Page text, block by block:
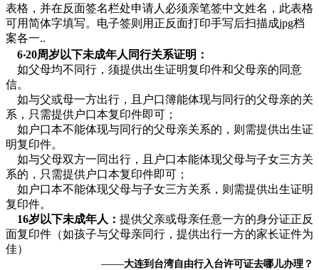
表格，并在反面签名栏处申请人必须亲笔签中文姓名，此表格
可用简体字填写。电子签则用正反面打印手写后扫描成jpg档
案各一..
6‧20周岁以下未成年人同行关系证明：
如父母均不同行，须提供出生证明复印件和父母亲的同意
信。
如与父或母一方出行，且户口簿能体现与同行的父母亲的关
系，只需提供户口本复印件即可；
如户口本不能体现与同行的父母亲关系的，则需提供出生证
明复印件。
如与父母双方一同出行，且户口本能体现父母与子女三方关
系的，只需提供户口本复印件即可；
如户口本不能体现父母与子女三方关系，则需提供出生证明
复印件。
16岁以下未成年人： 提供父亲或母亲任意一方的身分证正反
面复印件（如孩子与父母亲同行，提供出行一方的家长证件为
佳）
——大连到台湾自由行入台许可证去哪儿办理？